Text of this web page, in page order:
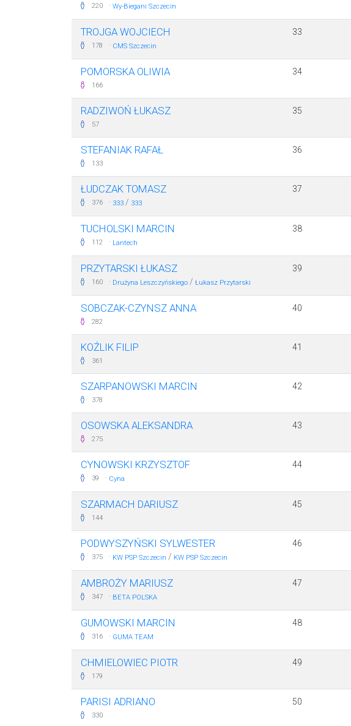
220 · Wy-Biegani Szczecin
TROJGA WOJCIECH
178 · CMS Szczecin
33
POMORSKA OLIWIA
166
34
RADZIWOŃ ŁUKASZ
57
35
STEFANIAK RAFAŁ
133
36
ŁUDCZAK TOMASZ
376 · 333 / 333
37
TUCHOLSKI MARCIN
112 · Lantech
38
PRZYTARSKI ŁUKASZ
160 · Drużyna Leszczyńskiego / Łukasz Przytarski
39
SOBCZAK-CZYNSZ ANNA
282
40
KOŹLIK FILIP
361
41
SZARPANOWSKI MARCIN
378
42
OSOWSKA ALEKSANDRA
275
43
CYNOWSKI KRZYSZTOF
39 · Cyna
44
SZARMACH DARIUSZ
144
45
PODWYSZYŃSKI SYLWESTER
375 · KW PSP Szczecin / KW PSP Szczecin
46
AMBROŻY MARIUSZ
347 · BETA POLSKA
47
GUMOWSKI MARCIN
316 · GUMA TEAM
48
CHMIELOWIEC PIOTR
179
49
PARISI ADRIANO
330
50